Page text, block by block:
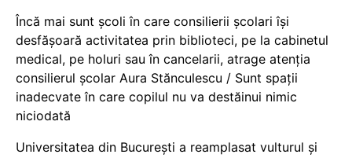
Încă mai sunt școli în care consilierii școlari își
desfășoară activitatea prin biblioteci, pe la cabinetul
medical, pe holuri sau în cancelarii, atrage atenția
consilierul școlar Aura Stănculescu / Sunt spații
inadecvate în care copilul nu va destăinui nimic
niciodată
Universitatea din București a reamplasat vulturul și